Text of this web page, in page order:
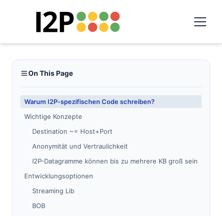
On This Page
Warum I2P-spezifischen Code schreiben?
Wichtige Konzepte
Destination ~= Host+Port
Anonymität und Vertraulichkeit
I2P-Datagramme können bis zu mehrere KB groß sein
Entwicklungsoptionen
Streaming Lib
BOB